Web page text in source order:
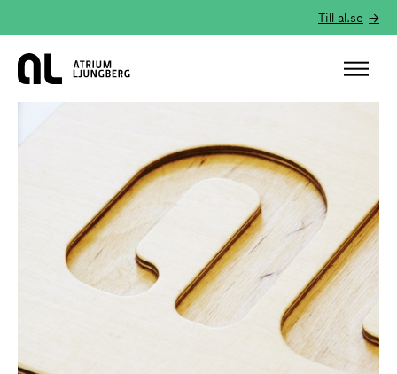
Till al.se
Hem